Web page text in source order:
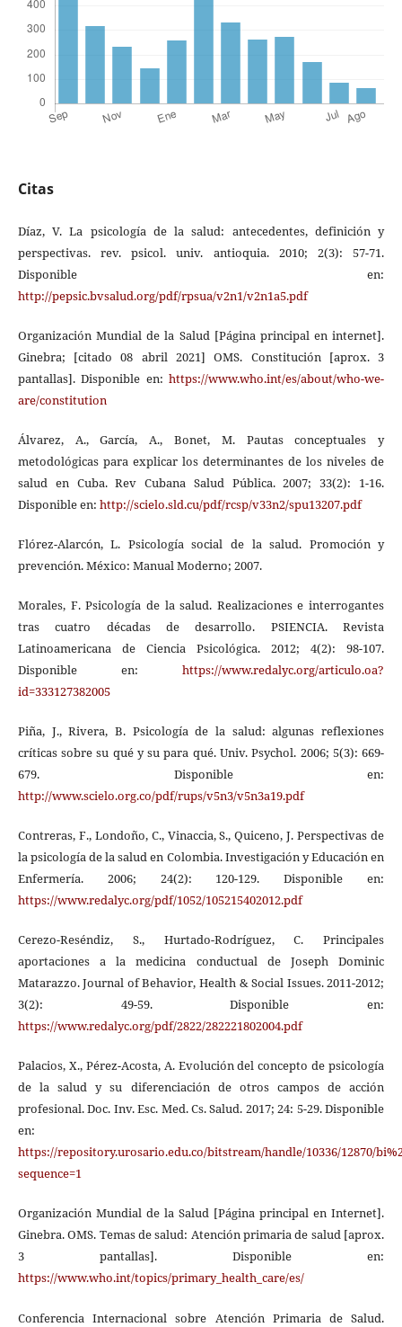
Citas
Díaz, V. La psicología de la salud: antecedentes, definición y
perspectivas. rev. psicol. univ. antioquia. 2010; 2(3): 57-71.
Disponible en:
http://pepsic.bvsalud.org/pdf/rpsua/v2n1/v2n1a5.pdf
Organización Mundial de la Salud [Página principal en internet].
Ginebra; [citado 08 abril 2021] OMS. Constitución [aprox. 3
pantallas]. Disponible en:https://www.who.int/es/about/who-we-
are/constitution
Álvarez, A., García, A., Bonet, M. Pautas conceptuales y
metodológicas para explicar los determinantes de los niveles de
salud en Cuba. Rev Cubana Salud Pública. 2007; 33(2): 1-16.
Disponible en: http://scielo.sld.cu/pdf/rcsp/v33n2/spu13207.pdf
Flórez-Alarcón, L. Psicología social de la salud. Promoción y
prevención. México: Manual Moderno; 2007.
Morales, F. Psicología de la salud. Realizaciones e interrogantes
tras cuatro décadas de desarrollo. PSIENCIA. Revista
Latinoamericana de Ciencia Psicológica. 2012; 4(2): 98-107.
Disponible en:https://www.redalyc.org/articulo.oa?
id=333127382005
Piña, J., Rivera, B. Psicología de la salud: algunas reflexiones
críticas sobre su qué y su para qué. Univ. Psychol. 2006; 5(3): 669-
679. Disponible en:
http://www.scielo.org.co/pdf/rups/v5n3/v5n3a19.pdf
Contreras, F., Londoño, C., Vinaccia, S., Quiceno, J. Perspectivas de
la psicología de la salud en Colombia. Investigación y Educación en
Enfermería. 2006; 24(2): 120-129. Disponible en:
https://www.redalyc.org/pdf/1052/105215402012.pdf
Cerezo-Reséndiz, S., Hurtado-Rodríguez, C. Principales
aportaciones a la medicina conductual de Joseph Dominic
Matarazzo. Journal of Behavior, Health & Social Issues. 2011-2012;
3(2): 49-59. Disponible en:
https://www.redalyc.org/pdf/2822/282221802004.pdf
Palacios, X., Pérez-Acosta, A. Evolución del concepto de psicología
de la salud y su diferenciación de otros campos de acción
profesional. Doc. Inv. Esc. Med. Cs. Salud. 2017; 24: 5-29. Disponible
en:
https://repository.urosario.edu.co/bitstream/handle/10336/12870/
sequence=1
Organización Mundial de la Salud [Página principal en Internet].
Ginebra. OMS. Temas de salud: Atención primaria de salud [aprox.
3 pantallas]. Disponible en:
https://www.who.int/topics/primary_health_care/es/
Conferencia Internacional sobre Atención Primaria de Salud.